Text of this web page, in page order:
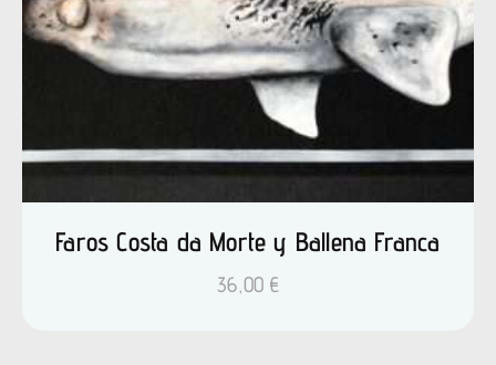
Faros Costa da Morte y Ballena Franca
36,00 €